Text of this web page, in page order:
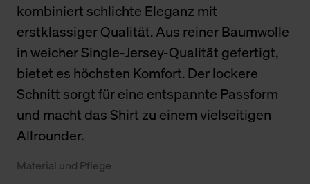
kombiniert schlichte Eleganz mit
erstklassiger Qualität. Aus reiner Baumwolle
in weicher Single-Jersey-Qualität gefertigt,
bietet es höchsten Komfort. Der lockere
Schnitt sorgt für eine entspannte Passform
und macht das Shirt zu einem vielseitigen
Allrounder.
Material und Pflege